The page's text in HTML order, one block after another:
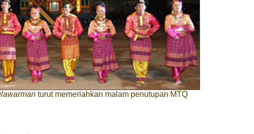
turut memeriahkan malam penutupan MTQ